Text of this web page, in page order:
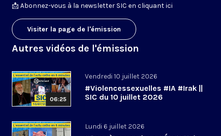
📩Abonnez-vous à la newsletter SIC en cliquant ici
Visiter la page de l'émission
Autres vidéos de l'émission
06:25
Vendredi 10 juillet 2026
#Violencessexuelles #IA #Irak ||
SIC du 10 juillet 2026
Lundi 6 juillet 2026